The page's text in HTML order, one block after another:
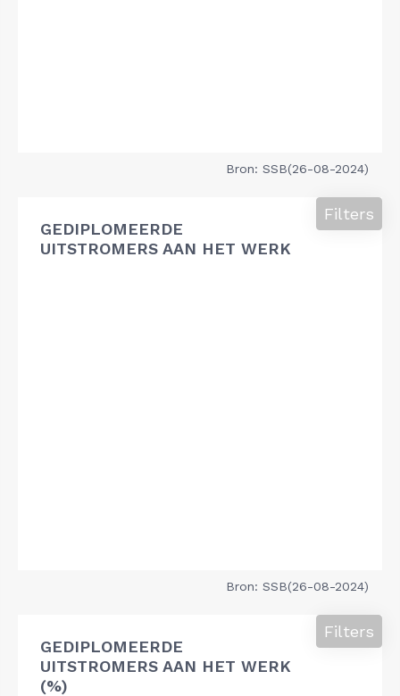
Bron: SSB(26-08-2024)
GEDIPLOMEERDE
UITSTROMERS AAN HET WERK
Filters
Bron: SSB(26-08-2024)
GEDIPLOMEERDE
UITSTROMERS AAN HET WERK
(%)
Filters